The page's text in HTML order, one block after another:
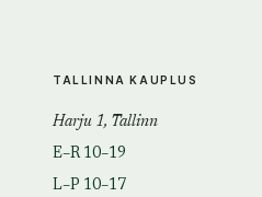
TALLINNA KAUPLUS
Harju 1, Tallinn
E–R 10–19
L–P 10–17